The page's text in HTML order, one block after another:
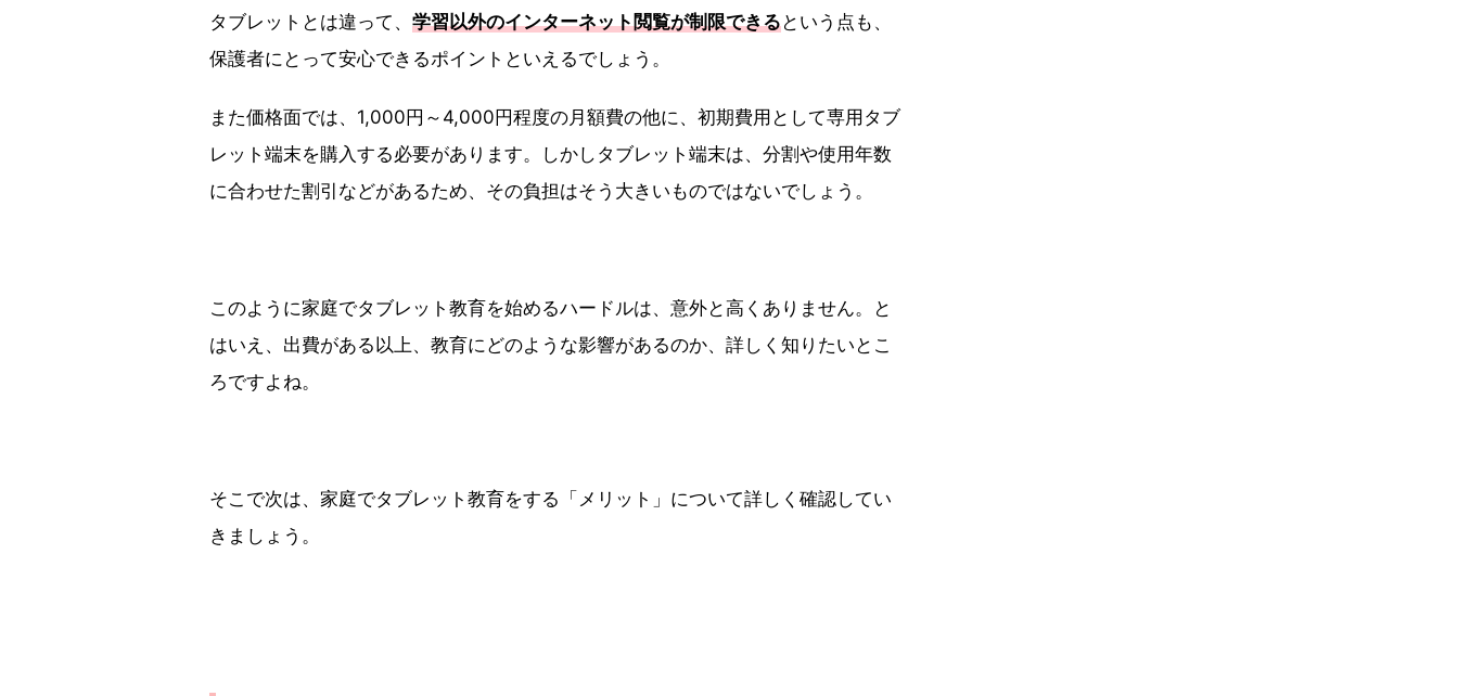
タブレットとは違って、 学習以外のインターネット閲覧が制限できるという点も、
保護者にとって安心できるポイントといえるでしょう。
また価格面では、1,000円～4,000円程度の月額費の他に、初期費用として専用タブ
レット端末を購入する必要があります。しかしタブレット端末は、分割や使用年数
に合わせた割引などがあるため、その負担はそう大きいものではないでしょう。
このように家庭でタブレット教育を始めるハードルは、意外と高くありません。と
はいえ、出費がある以上、教育にどのような影響があるのか、詳しく知りたいとこ
ろですよね。
そこで次は、家庭でタブレット教育をする「メリット」について詳しく確認してい
きましょう。